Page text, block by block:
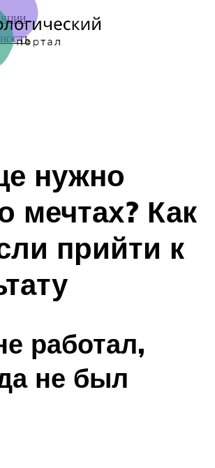
нужно
мечтах? Как
прийти к
работал,
не был